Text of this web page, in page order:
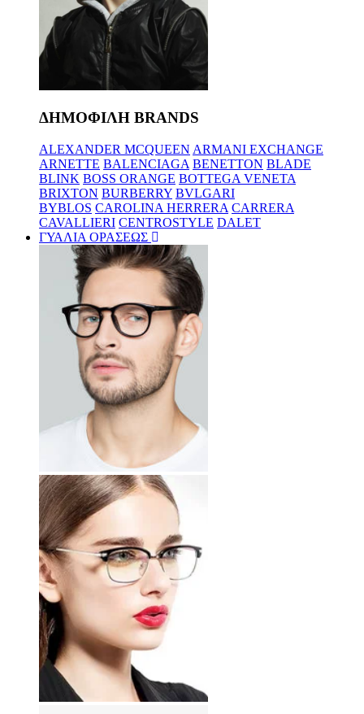
ΔΗΜΟΦΙΛΗ BRANDS
ALEXANDER MCQUEEN ARMANI EXCHANGE
ARNETTE BALENCIAGA BENETTON BLADE
BLINK BOSS ORANGE BOTTEGA VENETA
BRIXTON BURBERRY BVLGARI
BYBLOS CAROLINA HERRERA CARRERA
CAVALLIERI CENTROSTYLE DALET
ΓΥΑΛΙΑ ΟΡΑΣΕΩΣ